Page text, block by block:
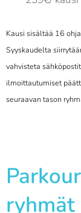
Kausi sisältää 16
Syyskaudelta
vahvisteta
ilmoittautumiset
seuraavan tason
ryhmät